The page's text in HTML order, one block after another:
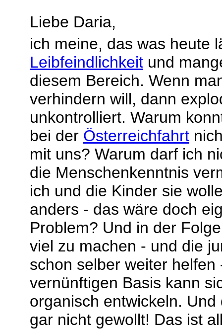
Liebe Daria,
ich meine, das was heute
Leibfeindlichkeit und
diesem Bereich. Wenn
verhindern will, dann
unkontrolliert. Warum
bei der Österreichfahrt
mit uns? Warum darf ich
die Menschenkenntnis
ich und die Kinder sie
anders - das wäre doch
Problem? Und in der
viel zu machen - und die
schon selber weiter
vernünftigen Basis kann
organisch entwickeln.
gar nicht gewollt! Das ist